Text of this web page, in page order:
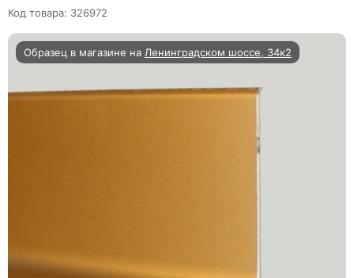
Код товара: 326972
Образец в магазине на Ленинградском шоссе, 34к2